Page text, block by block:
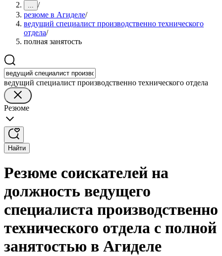
... /
резюме в Агиделе/
ведущий специалист производственно технического
отдела/
полная занятость
ведущий специалист производственно технического отдела
Резюме
Найти
Резюме соискателей на
должность ведущего
специалиста производственно
технического отдела с полной
занятостью в Агиделе